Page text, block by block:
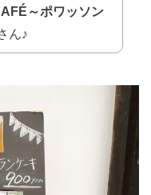
～ポワッソン
ん♪